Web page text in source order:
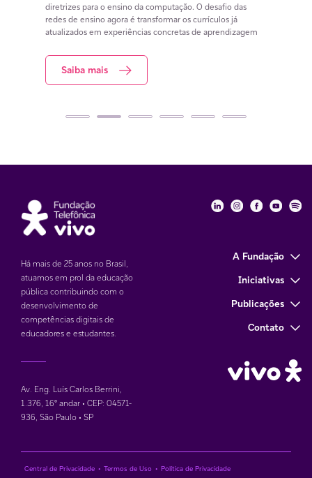
diretrizes para o ensino da computação. O desafio das
redes de ensino agora é transformar os currículos já
atualizados em experiências concretas de aprendizagem
Saiba mais
Há mais de 25 anos no Brasil,
atuamos em prol da educação
pública contribuindo com o
desenvolvimento de
competências digitais de
educadores e estudantes.
Av. Eng. Luís Carlos Berrini,
1.376 16° andar • CEP: 04571-
936 São Paulo • SP
Fundação
Fundação
A Fundação
Iniciativas
Publicações
Contato
Central de Privacidade • Termos de Uso • Política de Privacidade